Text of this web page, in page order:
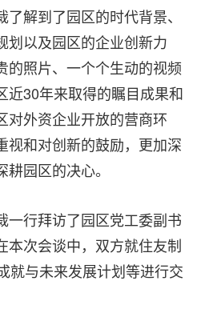
解到了园区的时代背景、
划以及园区的企业创新力
的照片、一个个生动的视频
近30年来取得的瞩目成果和
对外资企业开放的营商环
视和对创新的鼓励，更加深
园区的决心。
一行拜访了园区党工委副书
本次会谈中，双方就住友制
就与未来发展计划等进行交